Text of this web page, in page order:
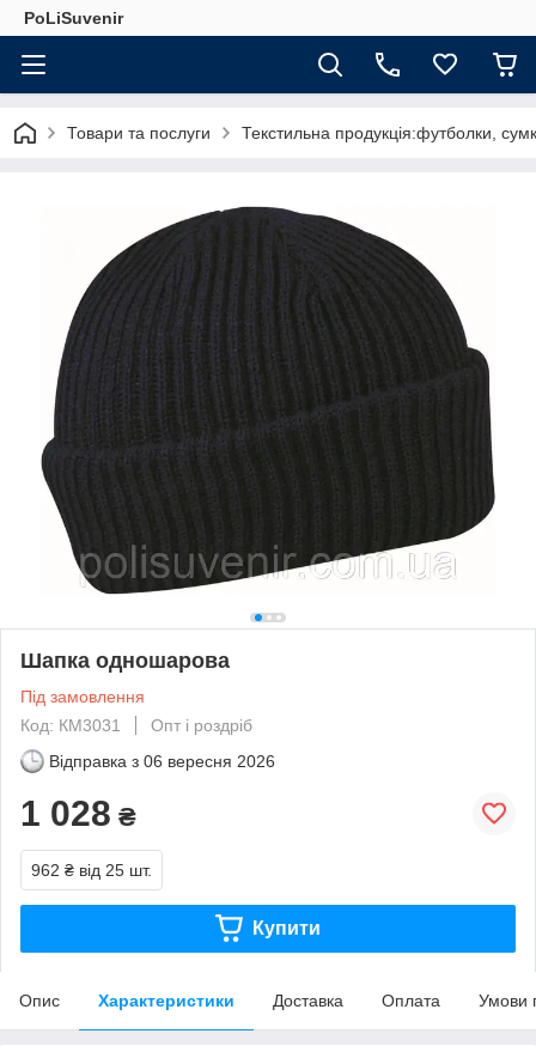
PoLiSuvenir
Товари та послуги Текстильна продукція:футболки,
Шапка одношарова
Під замовлення
Код: КМ3031
Опт і роздріб
Відправка з 06 вересня 2026
1 028 ₴
962 ₴ від 25 шт.
Купити
Опис Характеристики Доставка Оплата Умови